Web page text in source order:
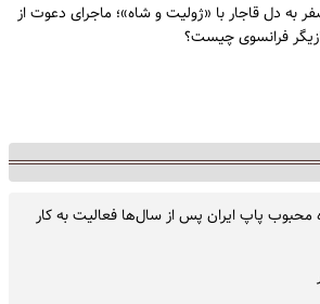
به دل قاجار با «ژولیت و شاه»؛ ماجرای دعوت از
فرانسوی چیست؟
محبوب پاپ ایران پس از سال‌ها فعالیت به کار